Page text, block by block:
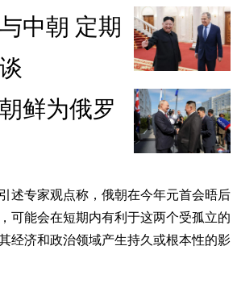
中朝 定期
鲜为俄罗
述专家观点称，俄朝在今年元首会晤后
可能会在短期内有利于这两个受孤立的
经济和政治领域产生持久或根本性的影